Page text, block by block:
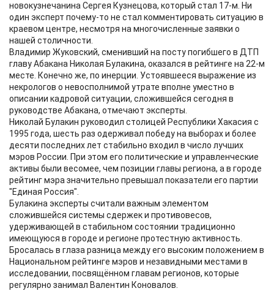
новокузнечанина Сергея Кузнецова, который стал 17-м. Ни
один эксперт почему-то не стал комментировать ситуацию в
краевом центре, несмотря на многочисленные заявки о
нашей столичности.
Владимир Жуковский, сменивший на посту погибшего в ДТП
главу Абакана Николая Булакина, оказался в рейтинге на 22-м
месте. Конечно же, по инерции. Устоявшееся выражение из
некрологов о невосполнимой утрате вполне уместно в
описании кадровой ситуации, сложившейся сегодня в
руководстве Абакана, отмечают эксперты.
Николай Булакин руководил столицей Республики Хакасия с
1995 года, шесть раз одерживал победу на выборах и более
десяти последних лет стабильно входил в число лучших
мэров России. При этом его политические и управленческие
активы были весомее, чем позиции главы региона, а в городе
рейтинг мэра значительно превышал показатели его партии
"Единая Россия".
Булакина эксперты считали важным элементом
сложившейся системы сдержек и противовесов,
удерживающей в стабильном состоянии традиционно
имеющуюся в городе и регионе протестную активность.
Бросалась в глаза разница между его высоким положением в
Национальном рейтинге мэров и незавидными местами в
исследовании, посвящённом главам регионов, которые
регулярно занимал Валентин Коновалов.